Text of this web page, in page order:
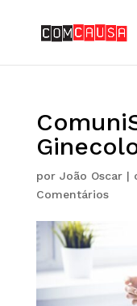
por João Oscar|
Comentários